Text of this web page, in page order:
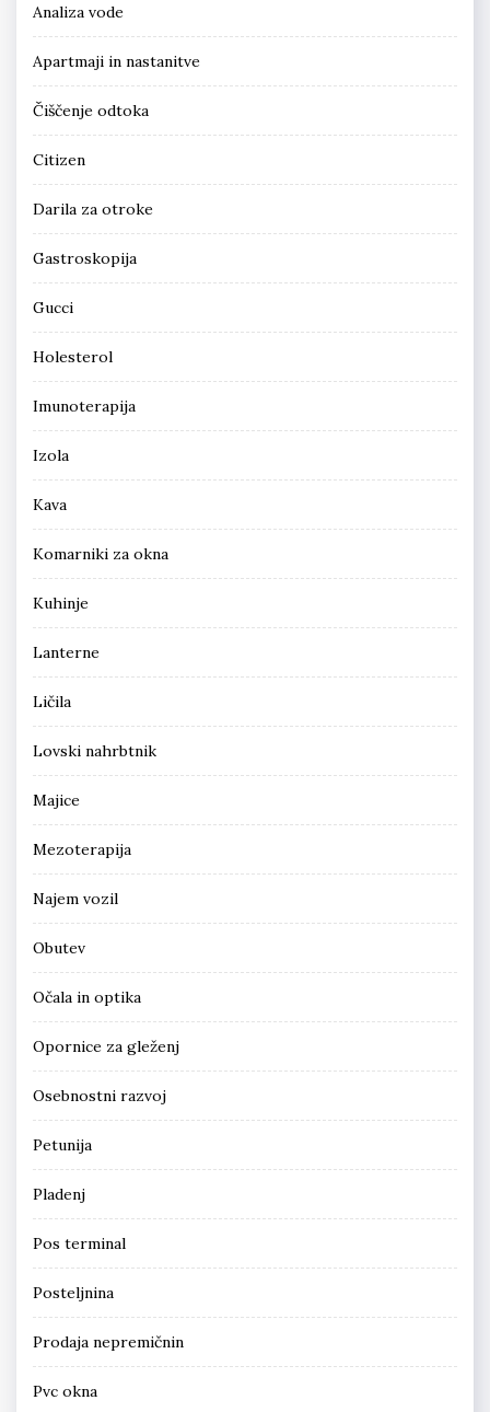
Analiza vode
Apartmaji in nastanitve
Čiščenje odtoka
Citizen
Darila za otroke
Gastroskopija
Gucci
Holesterol
Imunoterapija
Izola
Kava
Komarniki za okna
Kuhinje
Lanterne
Ličila
Lovski nahrbtnik
Majice
Mezoterapija
Najem vozil
Obutev
Očala in optika
Opornice za gleženj
Osebnostni razvoj
Petunija
Pladenj
Pos terminal
Posteljnina
Prodaja nepremičnin
Pvc okna